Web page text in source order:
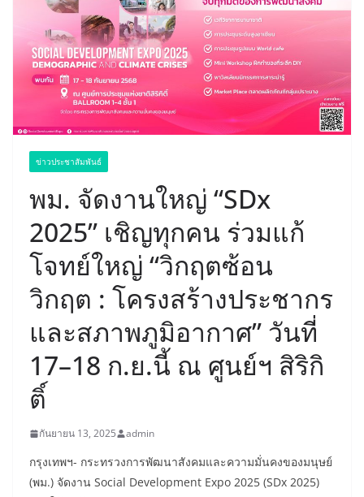
ข่าวประชาสัมพันธ์
พม. จัดงานใหญ่ “SDx
2025” เชิญทุกคน ร่วมแก้
โจทย์ใหญ่ “วิกฤตซ้อน
วิกฤต : โครงสร้างประชากร
และสภาพภูมิอากาศ” วันที่
17–18 ก.ย.นี้ ณ ศูนย์ฯ สิริกิ
ติ์
กันยายน 13, 2025 admin
​กรุงเทพฯ- กระทรวงการพัฒนาสังคมและความมั่นคงของมนุษย์
(พม.) จัดงาน Social Development Expo 2025 (SDx 2025)